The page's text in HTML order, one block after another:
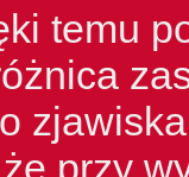
temu
przy